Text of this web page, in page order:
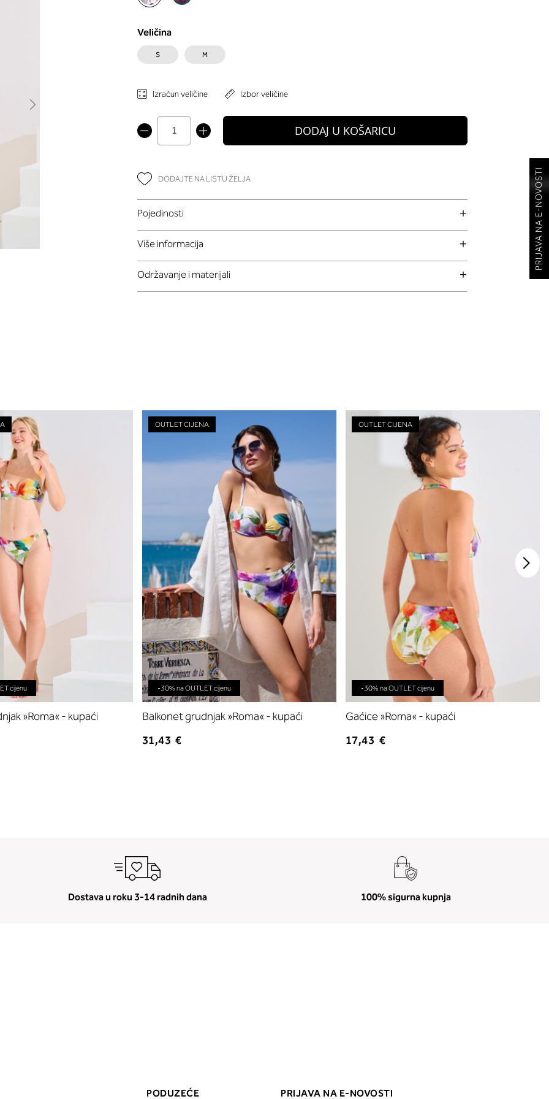
Veličina
S M
Izračun veličine Izbor veličine
DODAJ U KOŠARICU
DODAJTE NA LISTU ŽELJA
Pojedinosti
Više informacija
Održavanje i materijali
cijenu
»Roma« - kupaći
-30% na OUTLET cijenu
OUTLET CIJENA
Balkonet grudnjak »Roma« - kupaći
31,43 €
-30% na OUTLET cijenu
OUTLET CIJENA
Gaćice »Roma« - kupaći
17,43 €
Dostava u roku 3-14 radnih dana 100% sigurna kupnja
PODUZEĆE PRIJAVA NA E-NOVOSTI
PRIJAVA NA E-NOVOSTI